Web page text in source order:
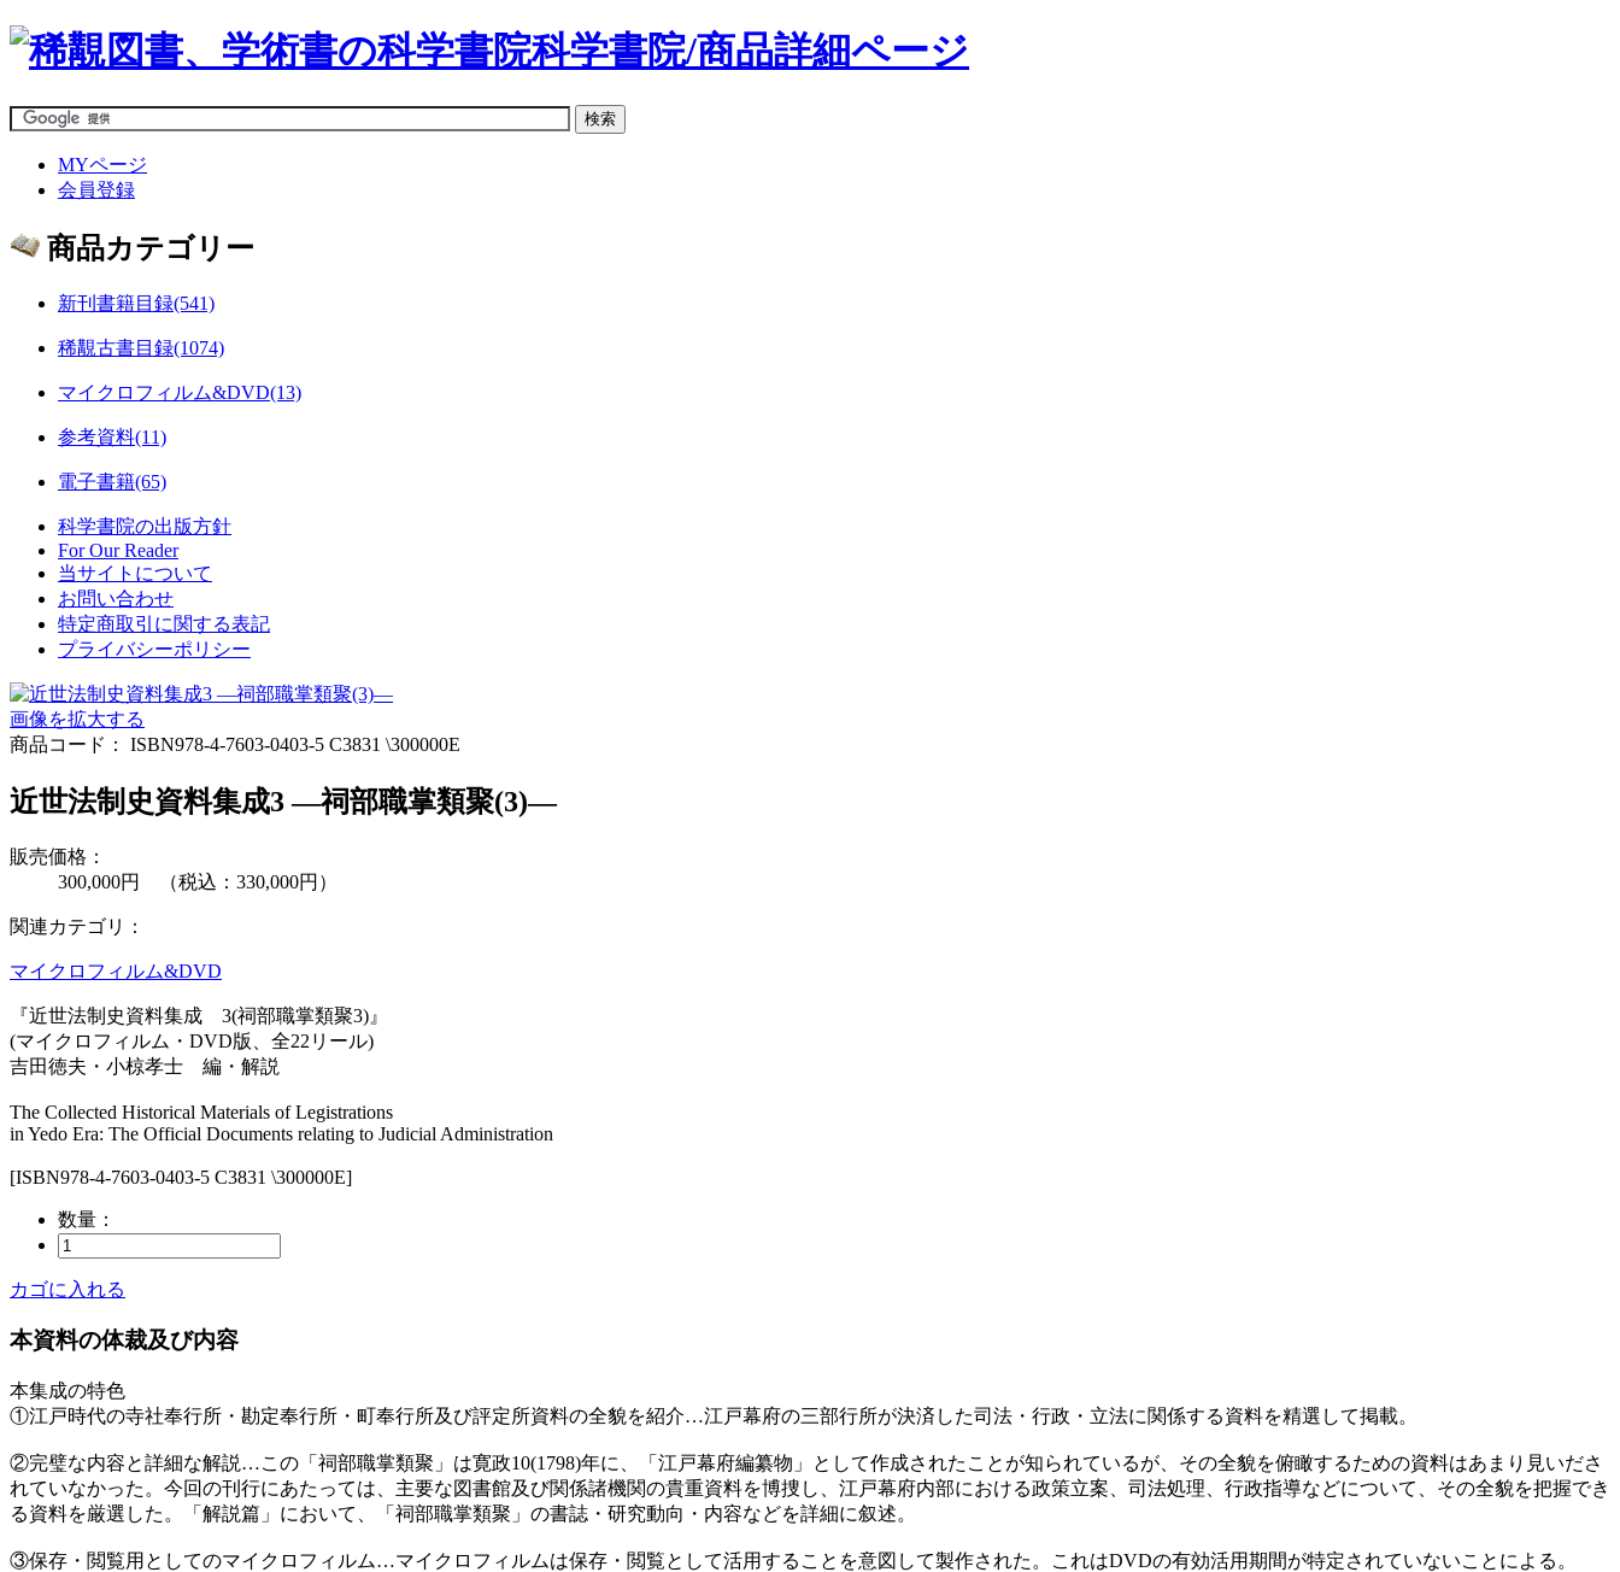
科学書院/商品詳細ページ
MYページ
会員登録
商品カテゴリー
新刊書籍目録(541)
稀覯古書目録(1074)
マイクロフィルム&DVD(13)
参考資料(11)
電子書籍(65)
科学書院の出版方針
For Our Reader
当サイトについて
お問い合わせ
特定商取引に関する表記
プライバシーポリシー
画像を拡大する
商品コード： ISBN978-4-7603-0403-5 C3831 \300000E
近世法制史資料集成3 ―祠部職掌類聚(3)―
販売価格：
300,000円 （税込：330,000円）
関連カテゴリ：
マイクロフィルム&DVD
『近世法制史資料集成 3(祠部職掌類聚3)』
(マイクロフィルム・DVD版、全22リール)
吉田徳夫・小椋孝士 編・解説
The Collected Historical Materials of Legistrations
in Yedo Era: The Official Documents relating to Judicial Administration
[ISBN978-4-7603-0403-5 C3831 \300000E]
数量：
カゴに入れる
本資料の体裁及び内容
本集成の特色
①江戸時代の寺社奉行所・勘定奉行所・町奉行所及び評定所資料の全貌を紹介…江戸幕府の三部行所が決済した司法・行政・立法に関係する資料を精選して掲載。
②完璧な内容と詳細な解説…この「祠部職掌類聚」は寛政10(1798)年に、「江戸幕府編纂物」として作成されたことが知られているが、その全貌を俯瞰するための資料はあまり見いださ
れていなかった。今回の刊行にあたっては、主要な図書館及び関係諸機関の貴重資料を博捜し、江戸幕府内部における政策立案、司法処理、行政指導などについて、その全貌を把握でき
る資料を厳選した。「解説篇」において、「祠部職掌類聚」の書誌・研究動向・内容などを詳細に叙述。
③保存・閲覧用としてのマイクロフィルム…マイクロフィルムは保存・閲覧として活用することを意図して製作された。これはDVDの有効活用期間が特定されていないことによる。